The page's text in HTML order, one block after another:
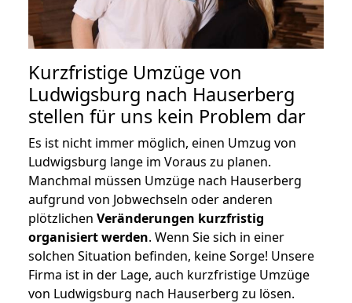
Kurzfristige Umzüge von
Ludwigsburg nach Hauserberg
stellen für uns kein Problem dar
Es ist nicht immer möglich, einen Umzug von
Ludwigsburg lange im Voraus zu planen.
Manchmal müssen Umzüge nach Hauserberg
aufgrund von Jobwechseln oder anderen
plötzlichen Veränderungen kurzfristig
organisiert werden. Wenn Sie sich in einer
solchen Situation befinden, keine Sorge! Unsere
Firma ist in der Lage, auch kurzfristige Umzüge
von Ludwigsburg nach Hauserberg zu lösen.